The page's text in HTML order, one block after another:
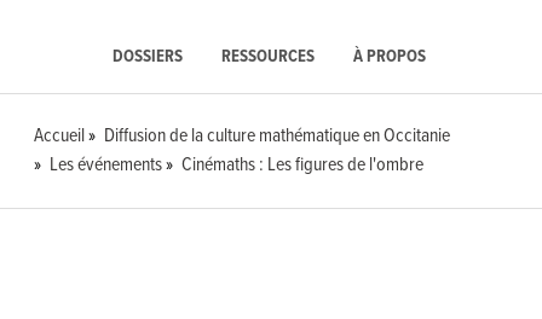
DOSSIERS RESSOURCES À PROPOS
Accueil
Diffusion de la culture mathématique en Occitanie
Les événements
Cinémaths : Les figures de l'ombre